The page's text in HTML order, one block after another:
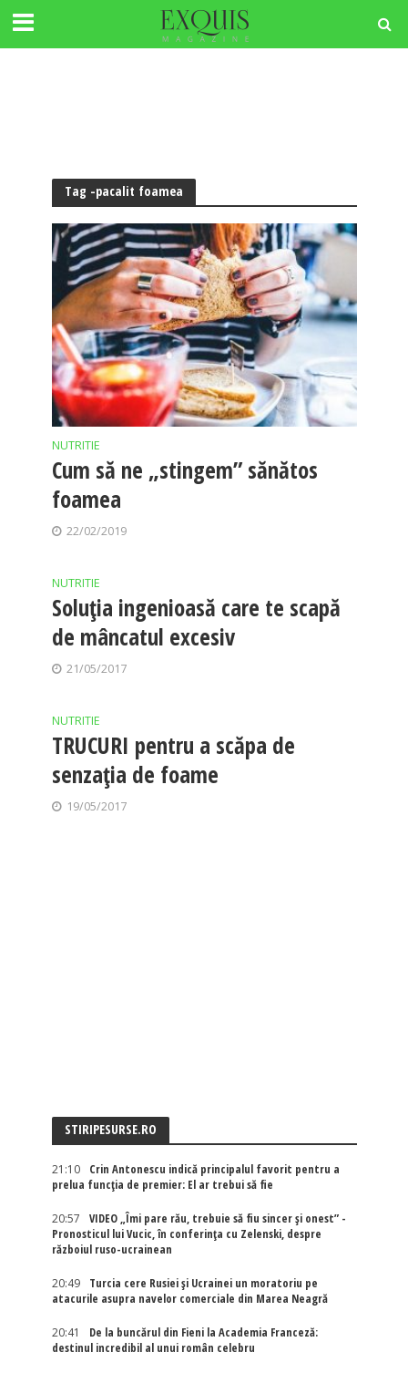
Tag -pacalit foamea
NUTRITIE
Cum să ne „stingem” sănătos
foamea
22/02/2019
NUTRITIE
Soluţia ingenioasă care te scapă
de mâncatul excesiv
21/05/2017
NUTRITIE
TRUCURI pentru a scăpa de
senzația de foame
19/05/2017
STIRIPESURSE.RO
21:10
Crin Antonescu indică principalul favorit pentru a
prelua funcția de premier: El ar trebui să fie
20:57
VIDEO „Îmi pare rău, trebuie să fiu sincer și onest” -
Pronosticul lui Vucic, în conferința cu Zelenski, despre
războiul ruso-ucrainean
20:49
Turcia cere Rusiei și Ucrainei un moratoriu pe
atacurile asupra navelor comerciale din Marea Neagră
20:41
De la buncărul din Fieni la Academia Franceză:
destinul incredibil al unui român celebru